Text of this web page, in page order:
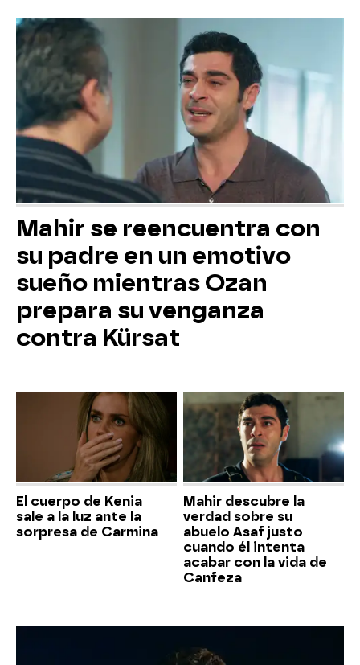
Mahir se reencuentra con
su padre en un emotivo
sueño mientras Ozan
prepara su venganza
contra Kürsat
El cuerpo de Kenia
sale a la luz ante la
sorpresa de Carmina
Mahir descubre la
verdad sobre su
abuelo Asaf justo
cuando él intenta
acabar con la vida de
Canfeza